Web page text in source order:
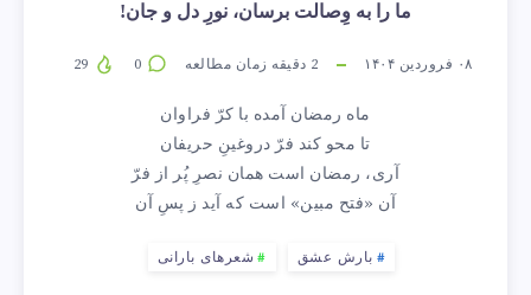
ما را به وِصالت برسان، نورِ دل و جان!
۰۸ فروردین ۱۴۰۴ 2 دقیقه زمان مطالعه 0
ماه رمضان آمده با کرّ فراوان
تا محو کند فرّ دروغینِ حریفان
آری، رمضان است همان نصرِ پُر از فرّ
آن «فتح مبین» است که آید ز پسِ آن
بارش عشق شعرهای بارانی